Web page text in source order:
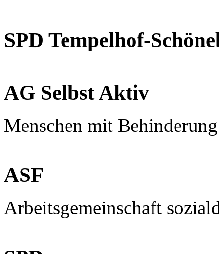
SPD Tempelhof-
AG Selbst Aktiv
Menschen mit
ASF
Arbeitsgemeinschaft